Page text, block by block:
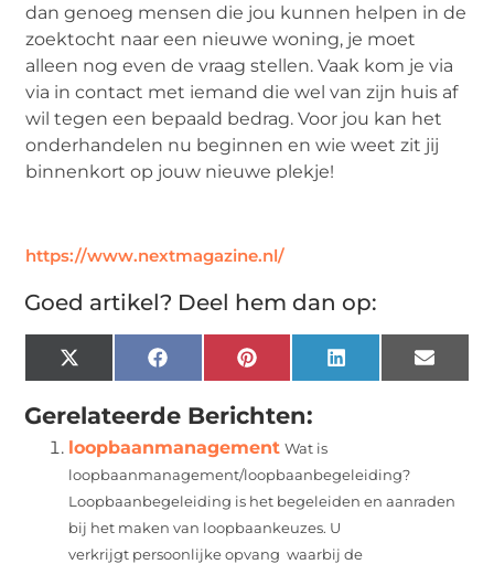
dan genoeg mensen die jou kunnen helpen in de
zoektocht naar een nieuwe woning, je moet
alleen nog even de vraag stellen. Vaak kom je via
via in contact met iemand die wel van zijn huis af
wil tegen een bepaald bedrag. Voor jou kan het
onderhandelen nu beginnen en wie weet zit jij
binnenkort op jouw nieuwe plekje!
https://www.nextmagazine.nl/
Goed artikel? Deel hem dan op:
X
(Twitter)
FacebookPinterest LinkedIn Email
Gerelateerde Berichten:
loopbaanmanagement Wat is
loopbaanmanagement/loopbaanbegeleiding?
Loopbaanbegeleiding is het begeleiden en aanraden
bij het maken van loopbaankeuzes. U
verkrijgt persoonlijke opvang waarbij de